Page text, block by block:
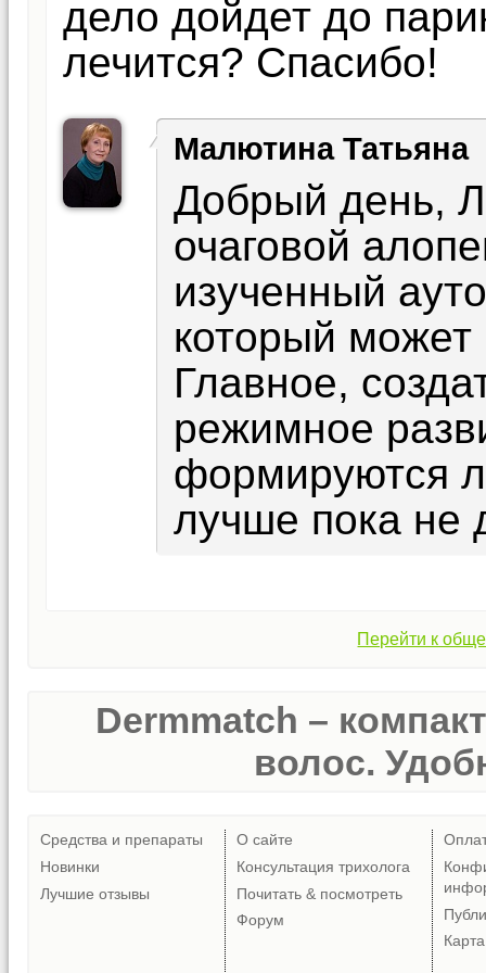
дело дойдет до
лечится? Спасибо!
Малютина Татьяна
Добрый день,
очаговой
изученный
который может
Главное,
режимное
формируются
лучше пока не
Перейти к
Dermmatch –
волос.
Средства и препараты
Новинки
Лучшие отзывы
О сайте
Консультация трихолога
Почитать & посмотреть
Форум